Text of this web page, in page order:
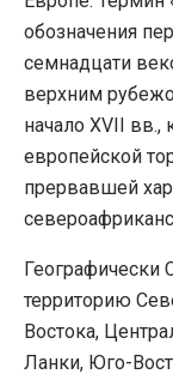
обозначения
семнадцати
верхним
начало XVII вв.,
европейской
прервавшей
Географически
территорию
Востока,
Ланки, Юго-